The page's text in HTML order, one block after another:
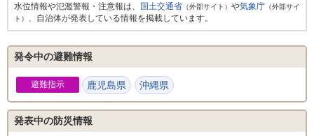
水位情報や氾濫警報・注意報は、 国土交通省 （外部サイト） や気象庁 （外部サイ
ト） 、自治体が発表している情報を掲載しています。
発令中の避難情報
避難指示 鹿児島県 沖縄県
発表中の防災情報